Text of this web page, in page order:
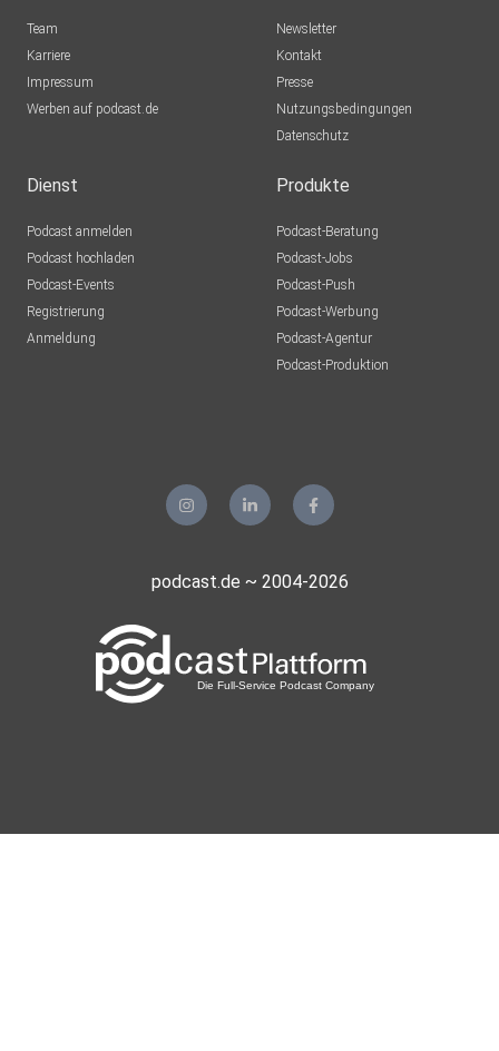
Team
Karriere
Impressum
Werben auf podcast.de
Newsletter
Kontakt
Presse
Nutzungsbedingungen
Datenschutz
Dienst
Podcast anmelden
Podcast hochladen
Podcast-Events
Registrierung
Anmeldung
Produkte
Podcast-Beratung
Podcast-Jobs
Podcast-Push
Podcast-Werbung
Podcast-Agentur
Podcast-Produktion
podcast.de ~ 2004-2026